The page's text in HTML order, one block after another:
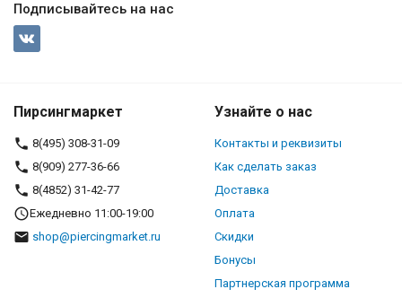
Подписывайтесь на нас
Пирсингмаркет
8(495) 308-31-09
8(909) 277-36-66
8(4852) 31-42-77
Ежедневно 11:00-19:00
shop@piercingmarket.ru
Узнайте о нас
Контакты и реквизиты
Как сделать заказ
Доставка
Оплата
Скидки
Бонусы
Партнерская программа